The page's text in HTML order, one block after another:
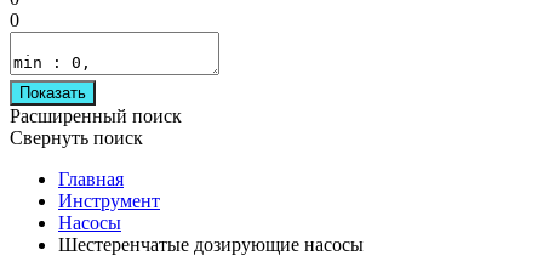
0
Показать
Расширенный поиск
Свернуть поиск
Главная
Инструмент
Насосы
Шестеренчатые дозирующие насосы